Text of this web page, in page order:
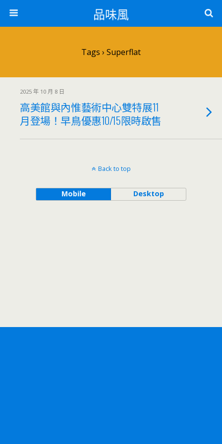
品味風
Tags › Superflat
2025 年 10 月 8 日
高美館與內惟藝術中心雙特展11
月登場！早鳥優惠10/15限時啟售
Back to top
Mobile Desktop